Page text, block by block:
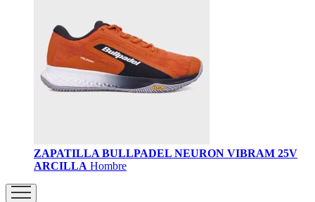
ZAPATILLA BULLPADEL NEURON VIBRAM 25V
ARCILLA Hombre